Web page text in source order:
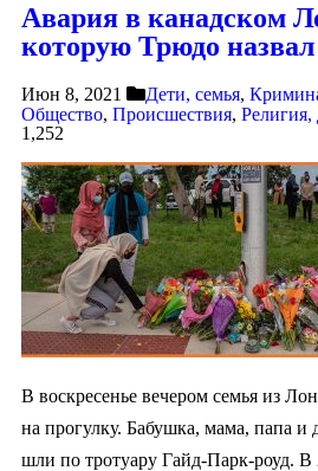
Авария в канадском
которую Трюдо
Июн 8, 2021 Дети, семья,
Общество, Происшествия, Религия,
1,252
В воскресенье вечером семья из
на прогулку. Бабушка, мама, папа и
шли по тротуару Гайд-Парк-роуд. В